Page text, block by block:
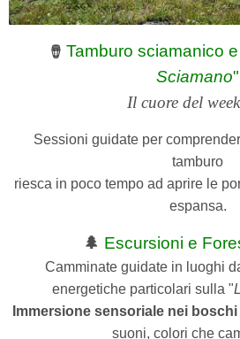
🪘 Tamburo sciamanico
Sciamano"
Il cuore del
Sessioni guidate per
tamburo
riesca in poco tempo ad aprire le
espansa.
🌲 Escursioni e
Camminate guidate in luoghi
energetiche particolari sulla "
Immersione sensoriale nei
suoni, colori che